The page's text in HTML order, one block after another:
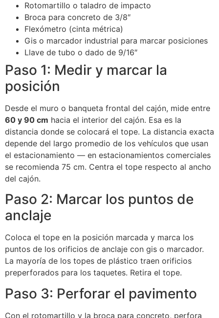
Rotomartillo o taladro de impacto
Broca para concreto de 3/8″
Flexómetro (cinta métrica)
Gis o marcador industrial para marcar posiciones
Llave de tubo o dado de 9/16″
Paso 1: Medir y marcar la
posición
Desde el muro o banqueta frontal del cajón, mide entre
60 y 90 cm hacia el interior del cajón. Esa es la
distancia donde se colocará el tope. La distancia exacta
depende del largo promedio de los vehículos que usan
el estacionamiento — en estacionamientos comerciales
se recomienda 75 cm. Centra el tope respecto al ancho
del cajón.
Paso 2: Marcar los puntos de
anclaje
Coloca el tope en la posición marcada y marca los
puntos de los orificios de anclaje con gis o marcador.
La mayoría de los topes de plástico traen orificios
preperforados para los taquetes. Retira el tope.
Paso 3: Perforar el pavimento
Con el rotomartillo y la broca para concreto, perfora